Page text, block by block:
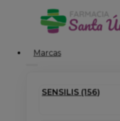
Marcas
SENSILIS (156)